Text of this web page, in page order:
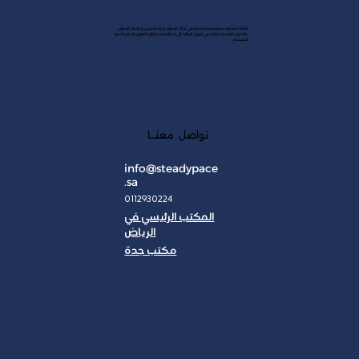
تواصل معنـــا
info@steadypace
.sa
0112930224
المكتب الرئيسي في
الرياض
مكتب جدة
شركة استشارية سعودية متخصصة في أبحاث السوق، تجربة العميل ودراسات السوق،
والحلول الرقمية. نساعد في تحويل البيانات إلى استراتيجيات تحقق التفوق وتدفع بالنمو
المستدام